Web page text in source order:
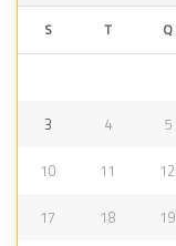
S T Q
3 4 5
10 11 12
17 18 19